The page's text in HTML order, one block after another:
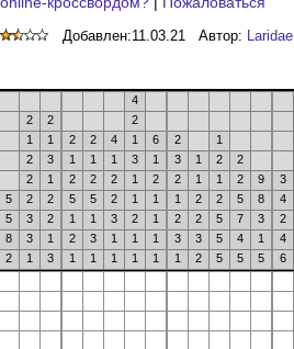
Добавлен:11.03.21 Автор: Laridae
4
2
2 2
1 1 2 2 4 1 6 2 1
2 3 1 1 1 3 1 3 1 2 2
2 1 2 2 2 1 2 2 1 1 2 9 3
5 2 2 5 5 2 1 1 1 2 2 5 8 4
5 3 2 1 1 3 2 1 2 2 5 7 3 2
8 3 1 2 3 1 1 1 3 3 5 4 1 4
2 1 3 1 1 1 1 1 1 2 5 5 5 6